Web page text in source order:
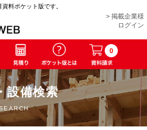
料ポケット版です。
> 掲載企業様
ログイン
0
設備検索